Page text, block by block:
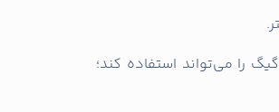
همچنین باید توجه کنید که سیستم‌عامل 32 بیتی حداکثر حدود 3-4 گیگ را می‌تواند استفاده کند؛